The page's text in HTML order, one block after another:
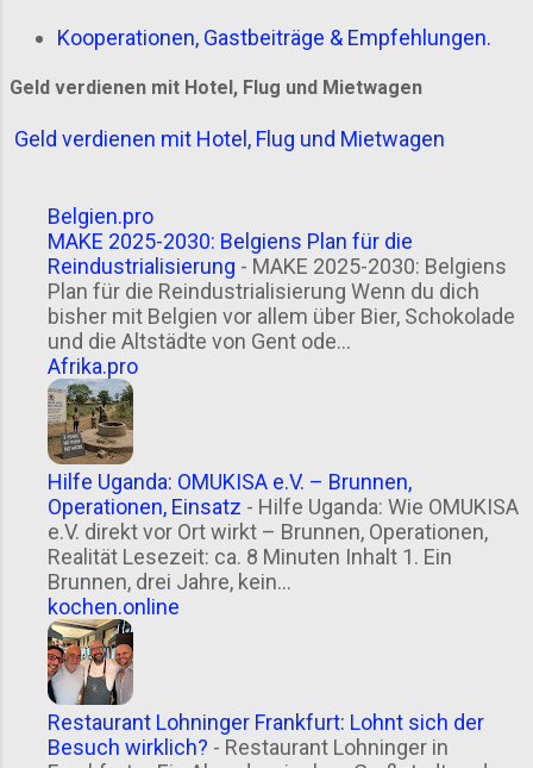
Kooperationen, Gastbeiträge & Empfehlungen.
Geld verdienen mit Hotel, Flug und Mietwagen
Geld verdienen mit Hotel, Flug und Mietwagen
Belgien.pro
MAKE 2025-2030: Belgiens Plan für die
Reindustrialisierung - MAKE 2025-2030: Belgiens
Plan für die Reindustrialisierung Wenn du dich
bisher mit Belgien vor allem über Bier, Schokolade
und die Altstädte von Gent ode...
Afrika.pro
Hilfe Uganda: OMUKISA e.V. – Brunnen,
Operationen, Einsatz - Hilfe Uganda: Wie OMUKISA
e.V. direkt vor Ort wirkt – Brunnen, Operationen,
Realität Lesezeit: ca. 8 Minuten Inhalt 1. Ein
Brunnen, drei Jahre, kein...
kochen.online
Restaurant Lohninger Frankfurt: Lohnt sich der
Besuch wirklich? - Restaurant Lohninger in